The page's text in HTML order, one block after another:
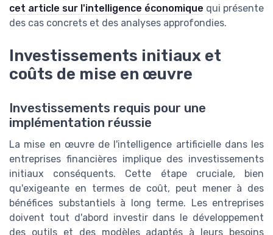
cet article sur l'intelligence économique qui présente
des cas concrets et des analyses approfondies.
Investissements initiaux et
coûts de mise en œuvre
Investissements requis pour une
implémentation réussie
La mise en œuvre de l'intelligence artificielle dans les
entreprises financières implique des investissements
initiaux conséquents. Cette étape cruciale, bien
qu'exigeante en termes de coût, peut mener à des
bénéfices substantiels à long terme. Les entreprises
doivent tout d'abord investir dans le développement
des outils et des modèles adaptés à leurs besoins